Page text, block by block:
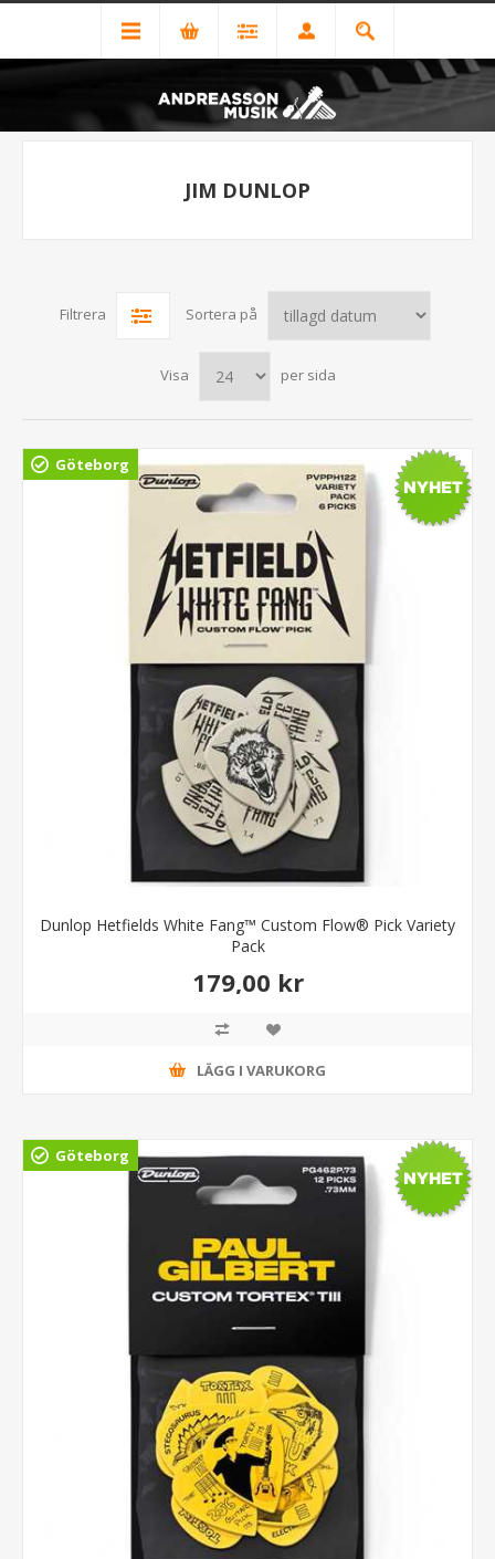
JIM DUNLOP
Filtrera Sortera på
Visa per sida
Göteborg
Dunlop Hetfields White Fang™ Custom Flow® Pick Variety
Pack
179,00 kr
LÄGG I VARUKORG
Göteborg